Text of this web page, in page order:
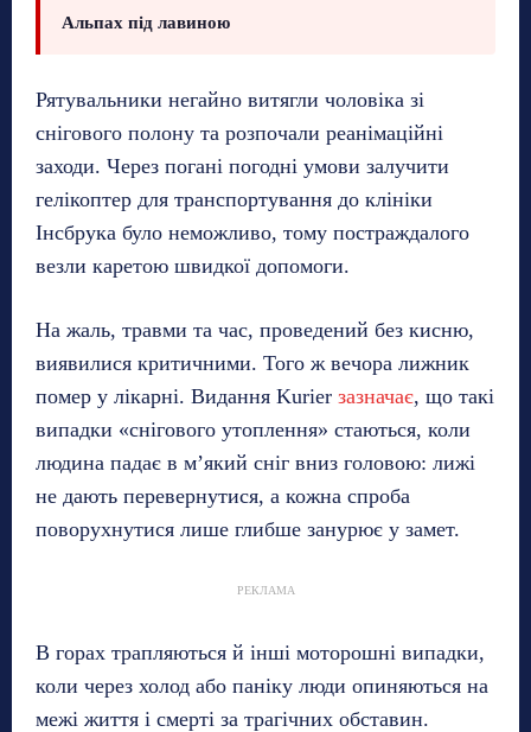
Альпах під лавиною
Рятувальники негайно витягли чоловіка зі
снігового полону та розпочали реанімаційні
заходи. Через погані погодні умови залучити
гелікоптер для транспортування до клініки
Інсбрука було неможливо, тому постраждалого
везли каретою швидкої допомоги.
На жаль, травми та час, проведений без кисню,
виявилися критичними. Того ж вечора лижник
помер у лікарні. Видання Kurier зазначає, що такі
випадки «снігового утоплення» стаються, коли
людина падає в м’який сніг вниз головою: лижі
не дають перевернутися, а кожна спроба
поворухнутися лише глибше занурює у замет.
РЕКЛАМА
В горах трапляються й інші моторошні випадки,
коли через холод або паніку люди опиняються на
межі життя і смерті за трагічних обставин.